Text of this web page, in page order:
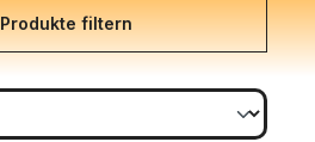
Produkte filtern